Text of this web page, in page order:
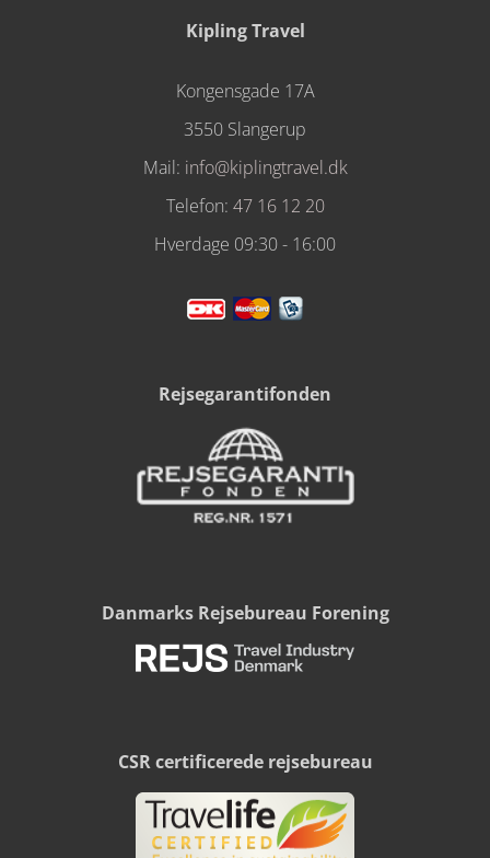
Kipling Travel
Kongensgade 17A
3550 Slangerup
Mail: info@kiplingtravel.dk
Telefon: 47 16 12 20
Hverdage 09:30 - 16:00
Rejsegarantifonden
Danmarks Rejsebureau Forening
CSR certificerede rejsebureau